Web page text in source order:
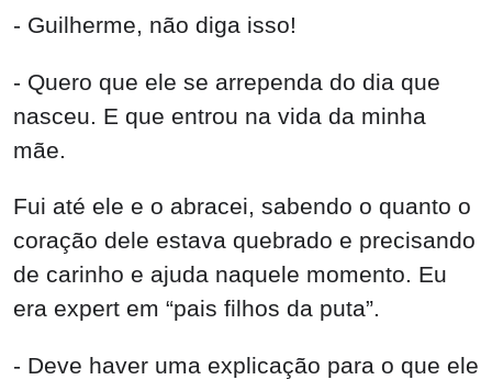
- Guilherme, não diga isso!
- Quero que ele se arrependa do dia que
nasceu. E que entrou na vida da minha
mãe.
Fui até ele e o abracei, sabendo o quanto o
coração dele estava quebrado e precisando
de carinho e ajuda naquele momento. Eu
era expert em “pais filhos da puta”.
- Deve haver uma explicação para o que ele